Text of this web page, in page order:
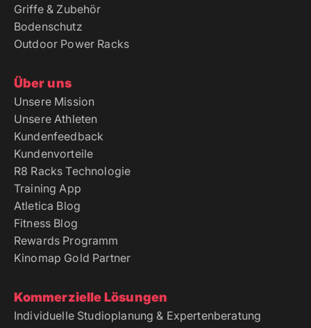
Griffe & Zubehör
Bodenschutz
Outdoor Power Racks
Über uns
Unsere Mission
Unsere Athleten
Kundenfeedback
Kundenvorteile
R8 Racks Technologie
Training App
Atletica Blog
Fitness Blog
Rewards Programm
Kinomap Gold Partner
Kommerzielle Lösungen
Individuelle Studioplanung & Expertenberatung